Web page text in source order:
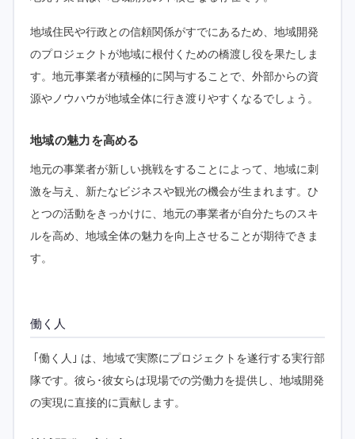
地域住民や行政との信頼関係がすでにあるため、地域開発
のプロジェクトが地域に根付くための橋渡し役を果たしま
す。地元事業者が積極的に関与することで、外部からの資
源やノウハウが地域全体に行き渡りやすくなるでしょう。
地域の魅力を高める
地元の事業者が新しい挑戦をすることによって、地域に刺
激を与え、新たなビジネスや観光の機会が生まれます。ひ
とつの活動をきっかけに、地元の事業者が自分たちのスキ
ルを高め、地域全体の魅力を向上させることが期待できま
す。
働く人
｢働く人｣ は、地域で実際にプロジェクトを遂行する実行部
隊です。彼ら･彼女らは現場での労働力を提供し、地域開発
の実現に直接的に貢献します。